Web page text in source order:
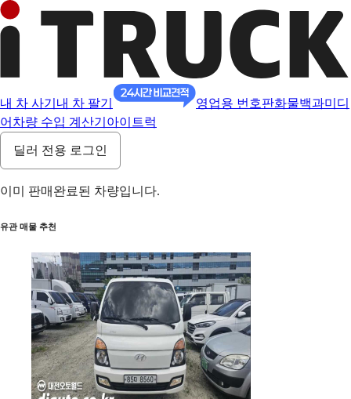
내 차 사기 내 차 팔기 영업용 번호판화물백과미디
어 차량 수입 계산기 아이트럭
딜러 전용 로그인
이미 판매완료된 차량입니다.
유관 매물 추천